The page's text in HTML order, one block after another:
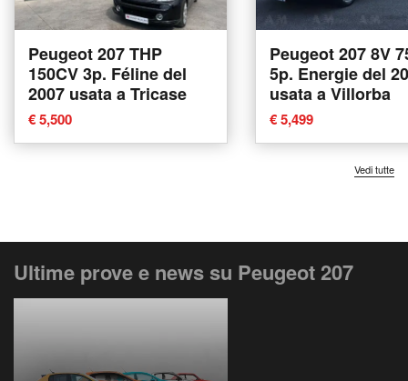
Peugeot 207 THP
150CV 3p. Féline del
2007 usata a Tricase
€ 5,500
Peugeot 207 8V
5p. Energie del
usata a Villorba
€ 5,499
Vedi tutte
Ultime prove e news su Peugeot 207